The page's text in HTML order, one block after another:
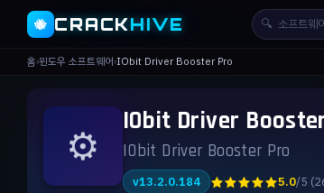
🐝 CRACKHIVE 🔍
홈›윈도우 소프트웨어›IObit Driver Booster Pro
⚙️ IObit Driver
IObit Driver Booster Pro
v13.2.0.184 ★★★★★5.0/5